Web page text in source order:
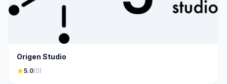
Origen Studio
star5.0(0)